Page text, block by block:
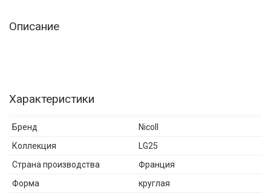
Описание
Характеристики
Бренд
Nicoll
Коллекция
LG25
Страна производства
Франция
Форма
круглая